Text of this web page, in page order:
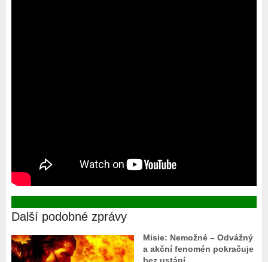
Další podobné zprávy
Misie: Nemožné – Odvážný
a akční fenomén pokračuje